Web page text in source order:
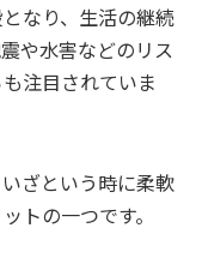
なり、生活の継続
や水害などのリス
注目されていま
ざという時に柔軟
トの一つです。